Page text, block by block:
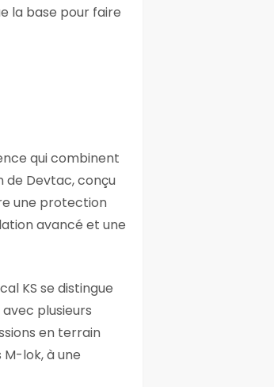
la base pour faire
qui combinent
de Devtac, conçu
une protection
avancé et une
KS se distingue
plusieurs
en terrain
lok, à une